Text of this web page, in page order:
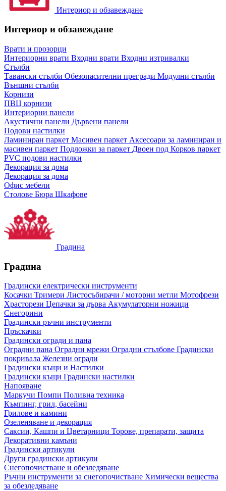
Интериор и обзавеждане
Интериор и обзавеждане
Врати и прозорци
Интериорни врати Входни врати Входни изтривалки
Стълби
Тавански стълби Обезопасителни прегради Модулни стълби
Външни стълби
Корнизи
ПВЦ корнизи
Интериорни панели
Акустични панели Дървени панели
Подови настилки
Ламиниран паркет Масивен паркет Аксесоари за ламиниран и
масивен паркет Подложки за паркет Двоен под Корков паркет
PVC подови настилки
Декорация за дома
Декорация за дома
Офис мебели
Столове Бюра Шкафове
Градина
Градина
Градински електрически инструменти
Косачки Тримери Листосъбирачи / моторни метли Мотофрези
Храсторези Цепачки за дърва Акумулаторни ножици
Снегорини
Градински ръчни инструменти
Пръскачки
Градински огради и пана
Оградни пана Оградни мрежи Оградни стълбове Градински
покривала Железни огради
Градински къщи и Настилки
Градински къщи Градински настилки
Напояване
Маркучи Помпи Поливна техника
Къмпинг, грил, басейни
Грилове и камини
Озеленяване и декорация
Саксии, Кашпи и Цветарници Торове, препарати, защита
Декоративни камъни
Градински артикули
Други градински артикули
Снегопочистване и обезледяване
Ръчни инструменти за снегопочистване Химически вещества
за обезледяване